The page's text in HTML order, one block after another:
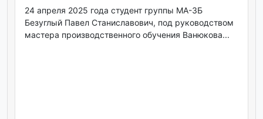
24 апреля 2025 года студент группы МА-3Б
Безуглый Павел Станиславович, под руководством
мастера производственного обучения Ванюкова...